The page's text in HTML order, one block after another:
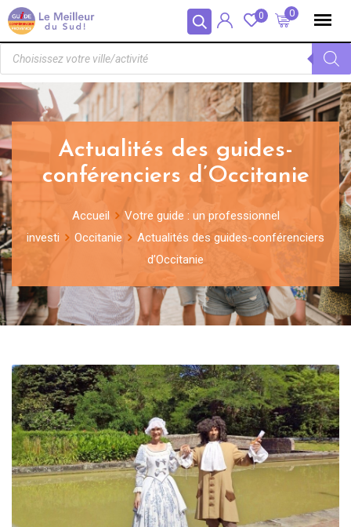
Panneau de gestion des cookies 0
0
Actualités des guides-
conférenciers d’Occitanie
Accueil
Votre guide : un professionnel
investi
Occitanie
Actualités des guides-conférenciers
d’Occitanie